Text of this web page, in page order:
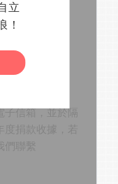
立
！
信箱，並於隔
捐款收據，若
聯繫